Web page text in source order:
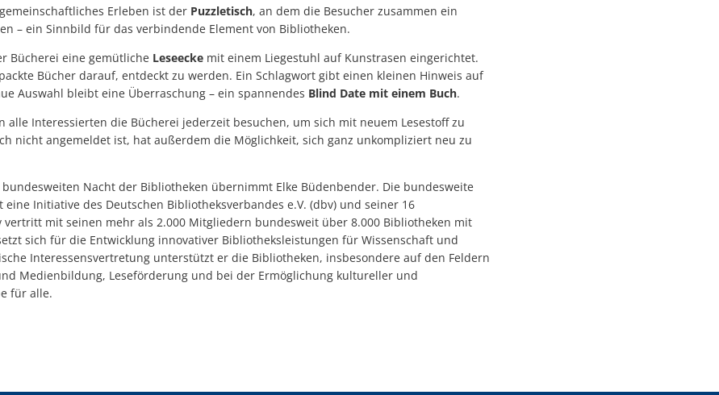
Erleben ist der Puzzletisch, an dem die Besucher zusammen ein
– ein Sinnbild für das verbindende Element von Bibliotheken.
Bücherei eine gemütliche Leseecke mit einem Liegestuhl auf Kunstrasen eingerichtet.
Bücher darauf, entdeckt zu werden. Ein Schlagwort gibt einen kleinen Hinweis auf
Auswahl bleibt eine Überraschung – ein spannendes Blind Date mit einem Buch.
alle Interessierten die Bücherei jederzeit besuchen, um sich mit neuem Lesestoff zu
nicht angemeldet ist, hat außerdem die Möglichkeit, sich ganz unkompliziert neu zu
Nacht der Bibliotheken übernimmt Elke Büdenbender. Die bundesweite
Initiative des Deutschen Bibliotheksverbandes e.V. (dbv) und seiner 16
vertritt mit seinen mehr als 2.000 Mitgliedern bundesweit über 8.000 Bibliotheken mit
sich für die Entwicklung innovativer Bibliotheksleistungen für Wissenschaft und
Interessensvertretung unterstützt er die Bibliotheken, insbesondere auf den Feldern
Medienbildung, Leseförderung und bei der Ermöglichung kultureller und
für alle.